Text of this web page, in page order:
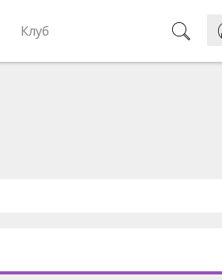
Клуб